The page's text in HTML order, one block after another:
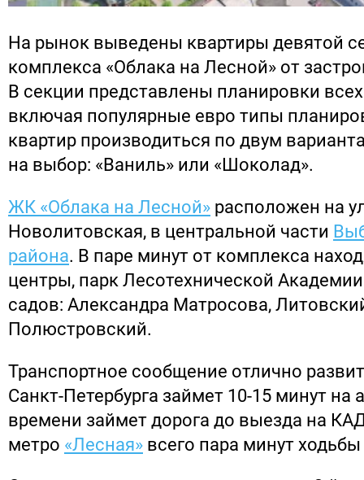
На рынок выведены квартиры девятой
комплекса «Облака на Лесной» от
В секции представлены планировки
включая популярные евро типы
квартир производиться по двум
на выбор: «Ваниль» или «Шоколад».
ЖК «Облака на Лесной» расположен на
Новолитовская, в центральной части
района. В паре минут от комплекса
центры, парк Лесотехнической
садов: Александра Матросова,
Полюстровский.
Транспортное сообщение отлично
Санкт-Петербурга займет 10-15 минут на
времени займет дорога до выезда на
метро «Лесная» всего пара минут